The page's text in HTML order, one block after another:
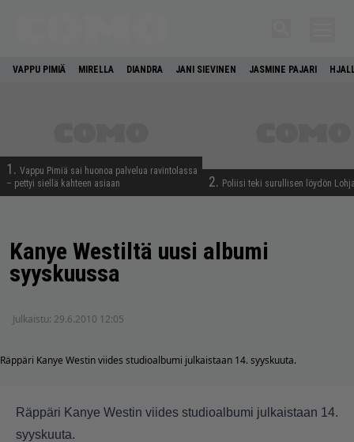
VAPPU PIMIÄ MIRELLA DIANDRA JANI SIEVINEN JASMINE PAJARI
1. Vappu Pimiä sai huonoa palvelua ravintolassa
– pettyi siellä kahteen asiaan
2. Poliisi teki surullisen löydön
Kanye Westiltä uusi albumi
syyskuussa
Julkaistu: 29.6.2010 12:05
Räppäri Kanye Westin viides studioalbumi julkaistaan 14. syyskuuta.
Räppäri Kanye Westin viides studioalbumi julkaistaan 14.
syyskuuta.